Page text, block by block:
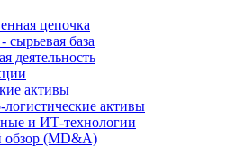
цепочка
‑ сырьевая база
деятельность
активы
логистические активы
и ИТ‑технологии
(MD&A)